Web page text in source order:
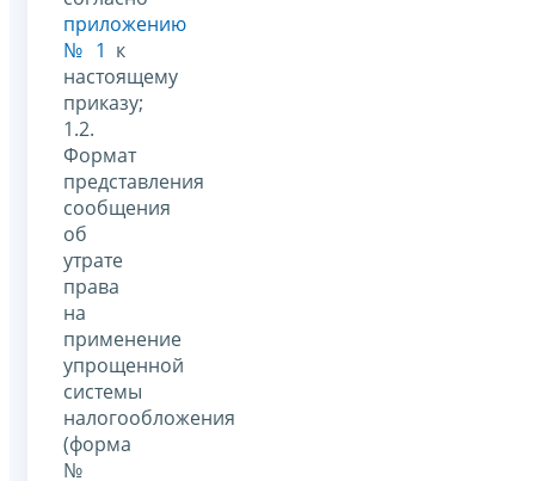
приложению
№ 1 к
настоящему
приказу;
1.2.
Формат
представления
сообщения
об
утрате
права
на
применение
упрощенной
системы
налогообложения
(форма
№